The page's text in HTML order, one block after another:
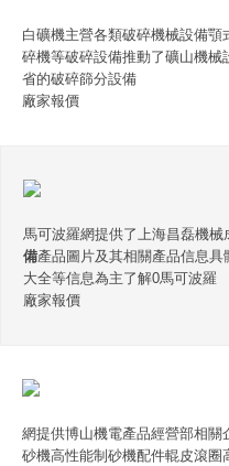
白礦機主營各類破碎機械設備
碎機等破碎設備推動了礦山機
省的破碎篩分設備
廠家報價
馬可波羅網提供了上海昌磊機械
備產品圖片及其相關產品信息具
大全等信息為主了解0馬可波羅
廠家報價
網提供博山機電產品經營部相關
砂機高性能制砂機配件輥皮滾